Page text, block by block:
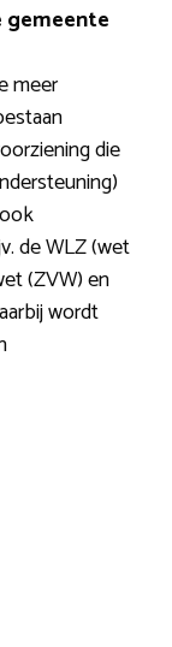
gemeente
meer
die
de WLZ (wet
(ZVW) en
wordt